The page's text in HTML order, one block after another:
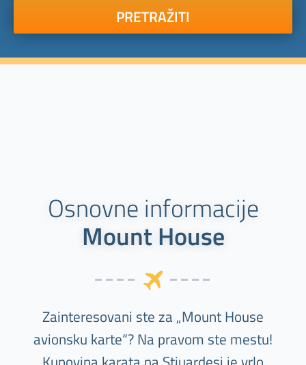
PRETRAŽITI
Osnovne informacije
Mount House
Zainteresovani ste za „Mount House
avionsku karte“? Na pravom ste mestu!